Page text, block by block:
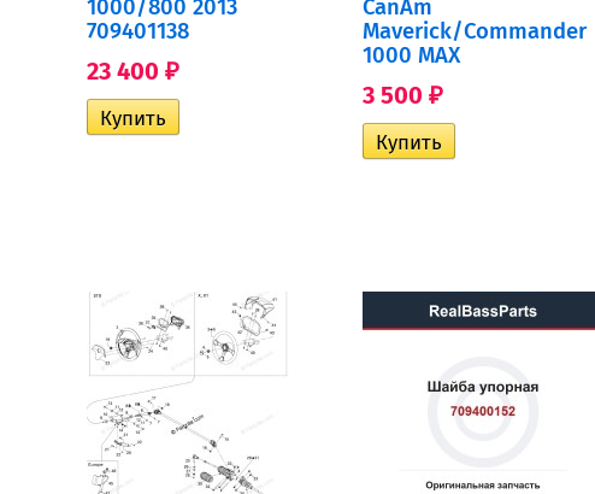
1000/800 2013
709401138
23 400 ₽
CanAm
Maverick/Commander
1000 MAX
3 500 ₽